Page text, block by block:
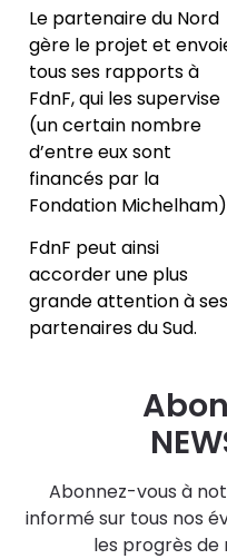
Le partenaire du Nord
gère le projet et
tous ses rapports à
FdnF, qui les supervise
(un certain nombre
d’entre eux sont
financés par la
Fondation
FdnF peut ainsi
accorder une plus
grande attention à ses
partenaires du Sud.
Abonnez-vous à
informé sur tous nos
les progrès de